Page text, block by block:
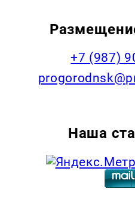
+7 (987)
Наша